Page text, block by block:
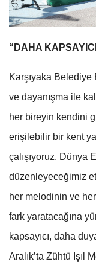
“DAHA
Karşıyaka Belediye
ve dayanışma ile
her bireyin kendini
erişilebilir bir kent
çalışıyoruz. Dünya
düzenleyeceğimiz
her melodinin ve
fark yaratacağına
kapsayıcı, daha
Aralık’ta Zühtü Işıl